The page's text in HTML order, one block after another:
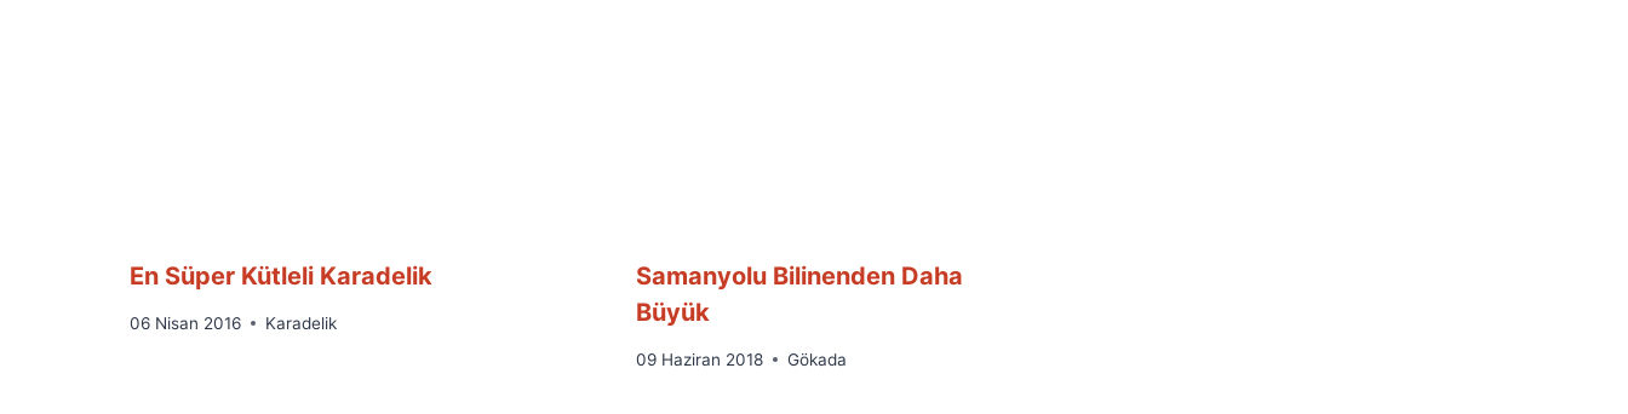
En Süper Kütleli Karadelik
By
06 Nisan 2016 Karadelik
Samanyolu Bilinenden Daha
Büyük
By
09 Haziran 2018 Gökada